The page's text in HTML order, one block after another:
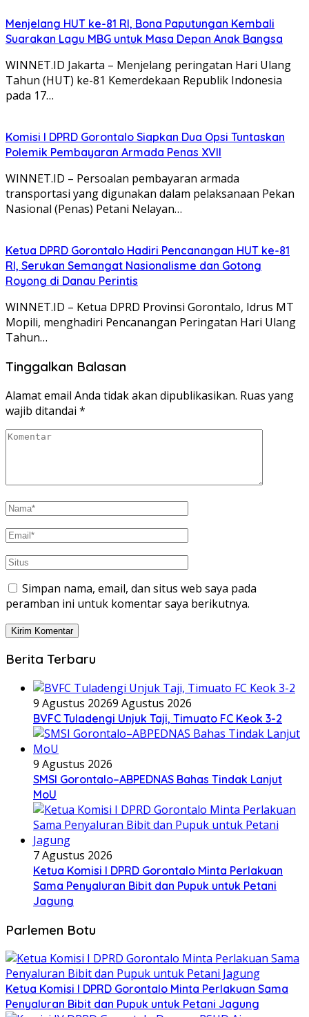
Menjelang HUT ke-81 RI, Bona Paputungan Kembali
Suarakan Lagu MBG untuk Masa Depan Anak Bangsa
WINNET.ID Jakarta – Menjelang peringatan Hari Ulang
Tahun (HUT) ke-81 Kemerdekaan Republik Indonesia
pada 17…
Komisi I DPRD Gorontalo Siapkan Dua Opsi Tuntaskan
Polemik Pembayaran Armada Penas XVII
WINNET.ID – Persoalan pembayaran armada
transportasi yang digunakan dalam pelaksanaan Pekan
Nasional (Penas) Petani Nelayan…
Ketua DPRD Gorontalo Hadiri Pencanangan HUT ke-81
RI, Serukan Semangat Nasionalisme dan Gotong
Royong di Danau Perintis
WINNET.ID – Ketua DPRD Provinsi Gorontalo, Idrus MT
Mopili, menghadiri Pencanangan Peringatan Hari Ulang
Tahun…
Tinggalkan Balasan
Alamat email Anda tidak akan dipublikasikan. Ruas yang
wajib ditandai *
Simpan nama, email, dan situs web saya pada
peramban ini untuk komentar saya berikutnya.
Berita Terbaru
9 Agustus 20269 Agustus 2026
BVFC Tuladengi Unjuk Taji, Timuato FC Keok 3-2
9 Agustus 2026
SMSI Gorontalo–ABPEDNAS Bahas Tindak Lanjut
MoU
7 Agustus 2026
Ketua Komisi I DPRD Gorontalo Minta Perlakuan
Sama Penyaluran Bibit dan Pupuk untuk Petani
Jagung
Parlemen Botu
Ketua Komisi I DPRD Gorontalo Minta Perlakuan Sama
Penyaluran Bibit dan Pupuk untuk Petani Jagung